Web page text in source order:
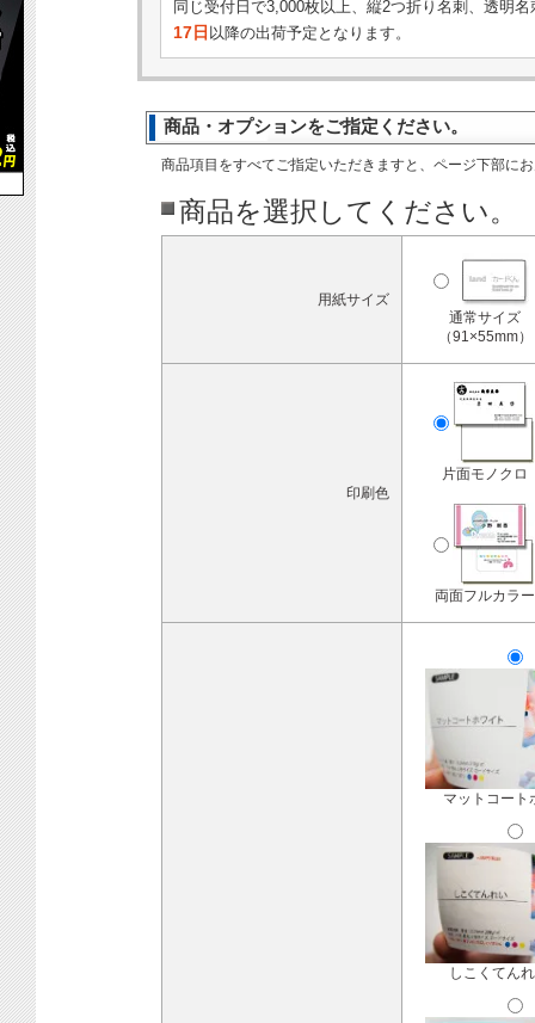
同じ受付日で3,000枚以上、縦2つ折り名刺、透明名
17日 以降の出荷予定となります。
商品・オプションをご指定ください。
商品項目をすべてご指定いただきますと、ページ下部に
商品を選択してください。
用紙サイズ
通常サイズ
（91×55mm）
印刷色
片面モノクロ
両面フルカラー
マットコート
しこくてん